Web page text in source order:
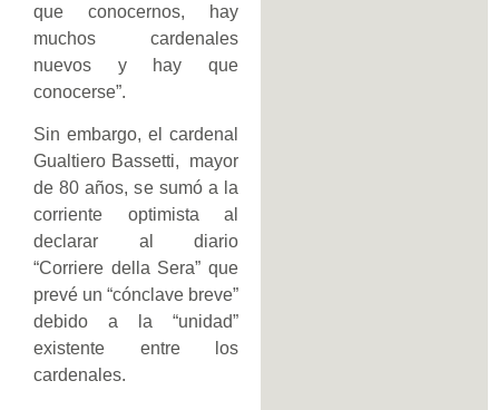
que conocernos, hay
muchos cardenales
nuevos y hay que
conocerse”.
Sin embargo, el cardenal
Gualtiero Bassetti, mayor
de 80 años, se sumó a la
corriente optimista al
declarar al diario
“Corriere della Sera” que
prevé un “cónclave breve”
debido a la “unidad”
existente entre los
cardenales.